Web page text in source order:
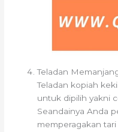
Teladan
Teladan kopiah
untuk dipilih yakni
Seandainya Anda
memperagakan